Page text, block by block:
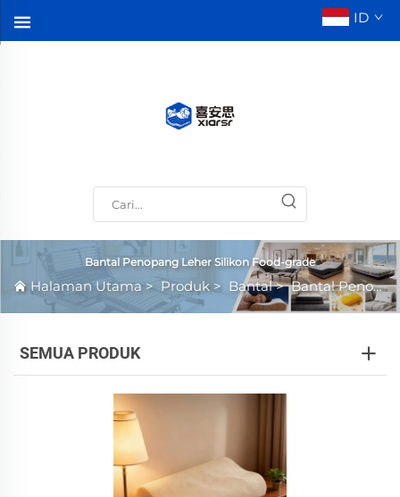
ID
Bantal Penopang Leher Silikon Food-grade
Halaman Utama> Produk > Bantal>Bantal Penopang Leher Silikon Food-grade
SEMUA PRODUK